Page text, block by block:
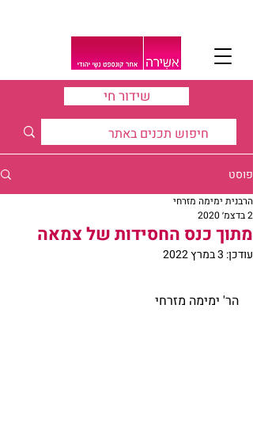
שידור חי
פוסט
מתוך כנס החסידות של צמאה
הרבנית ימימה מזרחי
2 בדצמ׳ 2020
עודכן: 3 במרץ 2022
הר' ימימה מזרחי